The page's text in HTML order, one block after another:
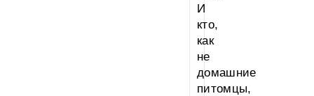
И
кто,
как
не
домашние
питомцы,